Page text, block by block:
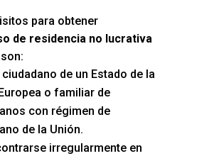
para obtener
de residencia no lucrativa
son:
de un Estado de la
o familiar de
con régimen de
de la Unión.
irregularmente en